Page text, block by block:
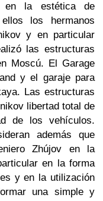
en la estética de
los hermanos
y en particular
las estructuras
Moscú. El Garage
y el garaje para
Las estructuras
libertad total de
de los vehículos.
además que
Zhújov en la
en la forma
y en la utilización
una simple y